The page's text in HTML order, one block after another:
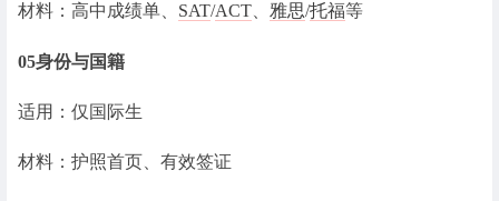
材料：高中成绩单、 SAT/ACT、 雅思/托福等
05身份与国籍
适用：仅国际生
材料：护照首页、有效签证